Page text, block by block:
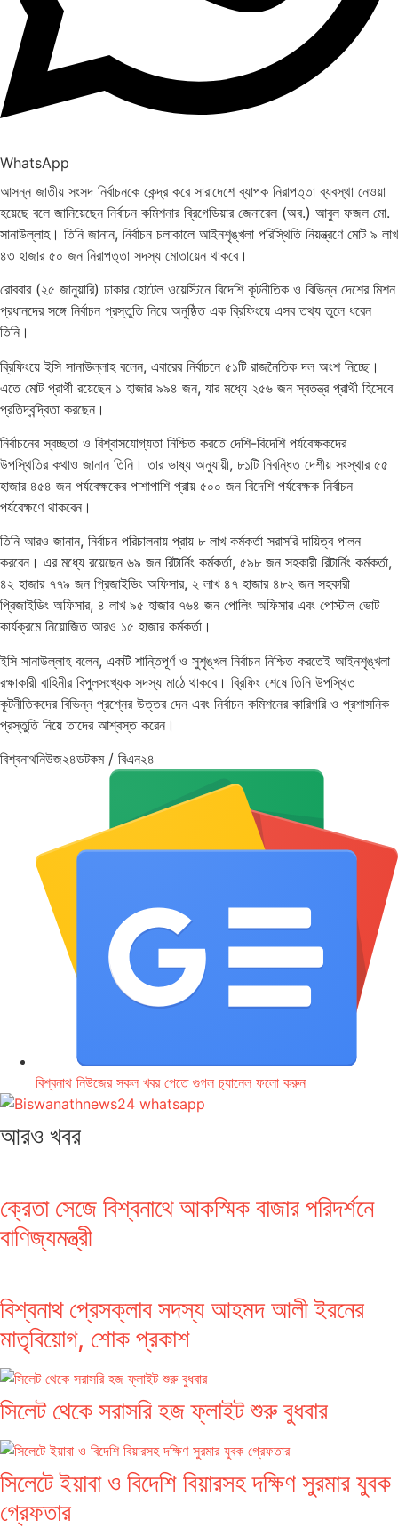
WhatsApp
আসন্ন জাতীয় সংসদ নির্বাচনকে কেন্দ্র করে সারাদেশে ব্যাপক নিরাপত্তা ব্যবস্থা নেওয়া
হয়েছে বলে জানিয়েছেন নির্বাচন কমিশনার ব্রিগেডিয়ার জেনারেল (অব.) আবুল ফজল মো.
সানাউল্লাহ। তিনি জানান, নির্বাচন চলাকালে আইনশৃঙ্খলা পরিস্থিতি নিয়ন্ত্রণে মোট ৯ লাখ
৪৩ হাজার ৫০ জন নিরাপত্তা সদস্য মোতায়েন থাকবে।
রোববার (২৫ জানুয়ারি) ঢাকার হোটেল ওয়েস্টিনে বিদেশি কূটনীতিক ও বিভিন্ন দেশের মিশন
প্রধানদের সঙ্গে নির্বাচন প্রস্তুতি নিয়ে অনুষ্ঠিত এক ব্রিফিংয়ে এসব তথ্য তুলে ধরেন
তিনি।
ব্রিফিংয়ে ইসি সানাউল্লাহ বলেন, এবারের নির্বাচনে ৫১টি রাজনৈতিক দল অংশ নিচ্ছে।
এতে মোট প্রার্থী রয়েছেন ১ হাজার ৯৯৪ জন, যার মধ্যে ২৫৬ জন স্বতন্ত্র প্রার্থী হিসেবে
প্রতিদ্বন্দ্বিতা করছেন।
নির্বাচনের স্বচ্ছতা ও বিশ্বাসযোগ্যতা নিশ্চিত করতে দেশি-বিদেশি পর্যবেক্ষকদের
উপস্থিতির কথাও জানান তিনি। তার ভাষ্য অনুযায়ী, ৮১টি নিবন্ধিত দেশীয় সংস্থার ৫৫
হাজার ৪৫৪ জন পর্যবেক্ষকের পাশাপাশি প্রায় ৫০০ জন বিদেশি পর্যবেক্ষক নির্বাচন
পর্যবেক্ষণে থাকবেন।
তিনি আরও জানান, নির্বাচন পরিচালনায় প্রায় ৮ লাখ কর্মকর্তা সরাসরি দায়িত্ব পালন
করবেন। এর মধ্যে রয়েছেন ৬৯ জন রিটার্নিং কর্মকর্তা, ৫৯৮ জন সহকারী রিটার্নিং কর্মকর্তা,
৪২ হাজার ৭৭৯ জন প্রিজাইডিং অফিসার, ২ লাখ ৪৭ হাজার ৪৮২ জন সহকারী
প্রিজাইডিং অফিসার, ৪ লাখ ৯৫ হাজার ৭৬৪ জন পোলিং অফিসার এবং পোস্টাল ভোট
কার্যক্রমে নিয়োজিত আরও ১৫ হাজার কর্মকর্তা।
ইসি সানাউল্লাহ বলেন, একটি শান্তিপূর্ণ ও সুশৃঙ্খল নির্বাচন নিশ্চিত করতেই আইনশৃঙ্খলা
রক্ষাকারী বাহিনীর বিপুলসংখ্যক সদস্য মাঠে থাকবে। ব্রিফিং শেষে তিনি উপস্থিত
কূটনীতিকদের বিভিন্ন প্রশ্নের উত্তর দেন এবং নির্বাচন কমিশনের কারিগরি ও প্রশাসনিক
প্রস্তুতি নিয়ে তাদের আশ্বস্ত করেন।
বিশ্বনাথনিউজ২৪ডটকম / বিএন২৪
বিশ্বনাথ নিউজের সকল খবর পেতে গুগল চ‌্যানেল ফলো করুন
আরও খবর
ক্রেতা সেজে বিশ্বনাথে আকস্মিক বাজার পরিদর্শনে
বাণিজ্যমন্ত্রী
বিশ্বনাথ প্রেসক্লাব সদস্য আহমদ আলী ইরনের
মাতৃবিয়োগ, শোক প্রকাশ
সিলেট থেকে সরাসরি হজ ফ্লাইট শুরু বুধবার
সিলেটে ইয়াবা ও বিদেশি বিয়ারসহ দক্ষিণ সুরমার যুবক
গ্রেফতার